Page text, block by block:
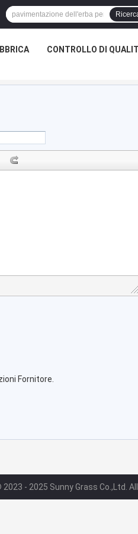
CONTROLLO DI
Fornitore.
2023 - 2025 Sunny Grass Co.,Ltd.